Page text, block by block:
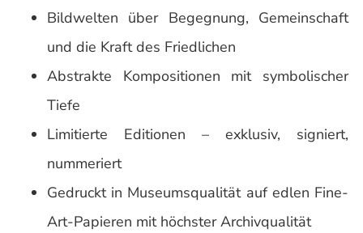
Bildwelten über Begegnung, Gemeinschaft
und die Kraft des Friedlichen
Abstrakte Kompositionen mit symbolischer
Tiefe
Limitierte Editionen – exklusiv, signiert,
nummeriert
Gedruckt in Museumsqualität auf edlen Fine-
Art-Papieren mit höchster Archivqualität